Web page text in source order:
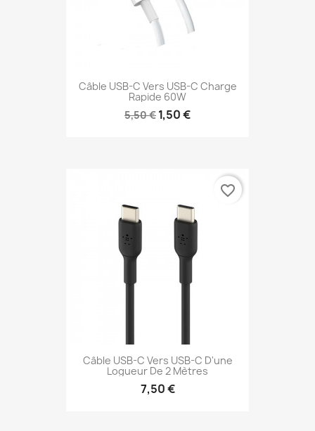
Câble USB-C Vers USB-C Charge
Rapide 60W
5,50 € 1,50 €
Câble USB-C Vers USB-C D'une
Logueur De 2 Mètres
7,50 €
favorite_border